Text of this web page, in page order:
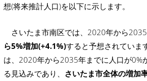
想(将来推計人口)を以下に示します。
さいたま市南区では、2020年から
ら5%増加(+4.1%)すると予想されていま
は、2020年から2035年までに人口が0%
る見込みであり、 さいたま市全体の増加